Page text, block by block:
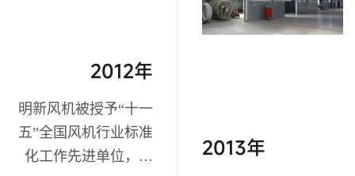
2012年
明新风机被授予“十一
五”全国风机行业标准
化工作先进单位，公
2013年